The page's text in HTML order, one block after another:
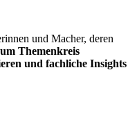
und Macher, deren
Themenkreis
und fachliche Insights